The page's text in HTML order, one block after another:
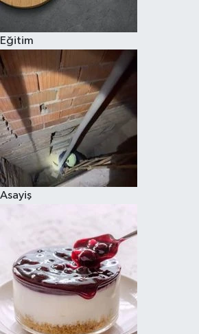
Eğitim
Asayiş
Siyaset
Teknoloji
Televizyon
Yaşam-Çevre